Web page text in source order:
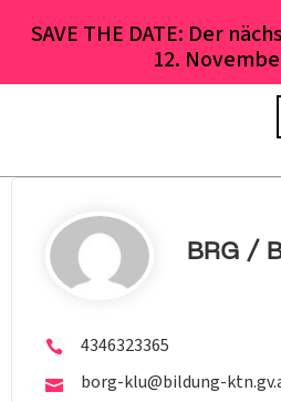
SAVE THE DATE: Der
12.
BRG /
4346323365
borg-klu@bildung-